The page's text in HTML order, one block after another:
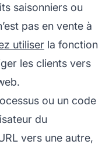
saisonniers ou
pas en vente à
utiliser la fonction
les clients vers
ou un code
du
vers une autre,